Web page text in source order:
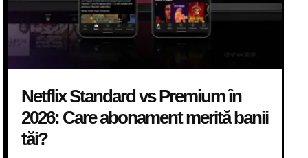
Netflix Standard vs Premium în
2026: Care abonament merită banii
tăi?